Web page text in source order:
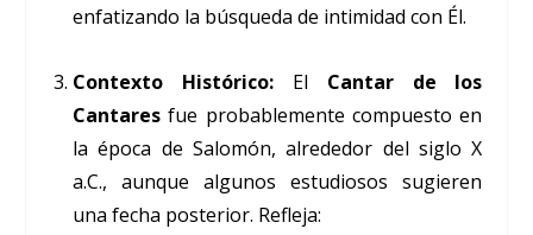
enfatizando la búsqueda de intimidad con Él.
Contexto Histórico:El Cantar de los
Cantaresfue probablemente compuesto en
la época de Salomón, alrededor del siglo X
a.C., aunque algunos estudiosos sugieren
una fecha posterior. Refleja: